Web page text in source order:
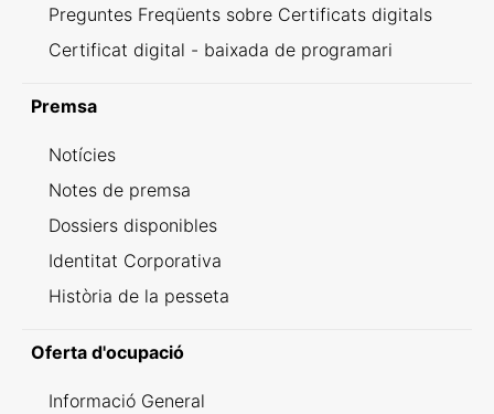
Preguntes Freqüents sobre Certificats digitals
Certificat digital - baixada de programari
Premsa
Notícies
Notes de premsa
Dossiers disponibles
Identitat Corporativa
Història de la pesseta
Oferta d'ocupació
Informació General